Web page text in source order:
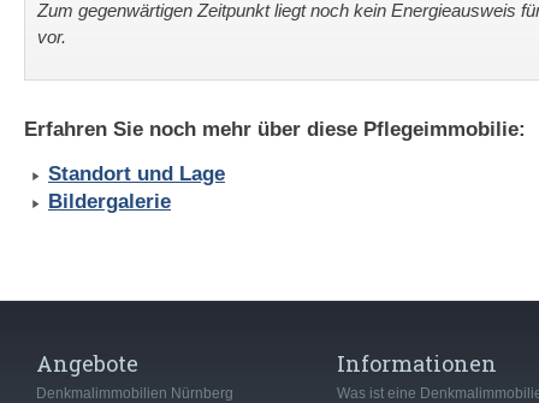
Zum gegenwärtigen Zeitpunkt liegt noch kein Energieausweis
vor.
Erfahren Sie noch mehr über diese Pflegeimmobilie:
Standort und Lage
Bildergalerie
Angebote
Denkmalimmobilien Nürnberg
Informationen
Was ist eine